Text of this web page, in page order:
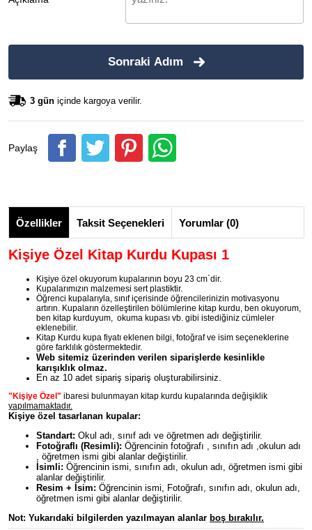
Sonraki Adım
3 gün içinde kargoya verilir.
Paylaş
Özellikler Taksit Seçenekleri Yorumlar (0)
Kişiye Özel Kitap Kurdu Kupası 1
Kişiye özel okuyorum kupalarının boyu 23 cm`dir.
Kupalarımızın malzemesi sert plastiktir.
Öğrenci kupalarıyla, sınıf içerisinde öğrencilerinizin motivasyonu
artırın. Kupaların özelleştirilen bölümlerine kitap kurdu, ben okuyorum,
ben kitap kurduyum, okuma kupası vb. gibi istediğiniz cümleler
eklenebilir.
Kitap Kurdu kupa fiyatı eklenen bilgi, fotoğraf ve isim seçeneklerine
göre farklılık göstermektedir.
Web sitemiz üzerinden verilen siparişlerde kesinlikle
karışıklık olmaz.
En az 10 adet sipariş sipariş oluşturabilirsiniz.
"Kişiye Özel" ibaresi bulunmayan kitap kurdu kupalarında değişiklik
yapılmamaktadır.
Kişiye özel tasarlanan kupalar:
Standart: Okul adı, sınıf adı ve öğretmen adı değiştirilir.
Fotoğraflı (Resimli): Öğrencinin fotoğrafı , sınıfın adı ,okulun adı
, öğretmen ismi gibi alanlar değiştirilir.
İsimli: Öğrencinin ismi, sınıfın adı, okulun adı, öğretmen ismi gibi
alanlar değiştirilir.
Resim + İsim: Öğrencinin ismi, Fotoğrafı, sınıfın adı, okulun adı,
öğretmen ismi gibi alanlar değiştirilir.
Not: Yukarıdaki bilgilerden yazılmayan alanlar boş bırakılır.